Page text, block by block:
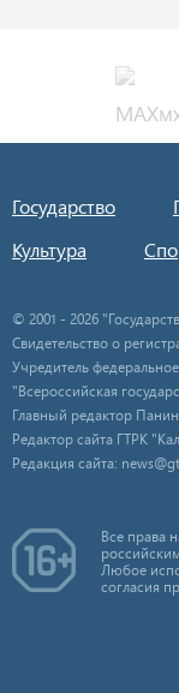
Государство
Культура
© 2001 - 2026
Свидетельство о
Учредитель
"Всероссийская
Главный редактор
Редактор сайта ГТРК
Редакция сайта:
Все права
Любое
согласия